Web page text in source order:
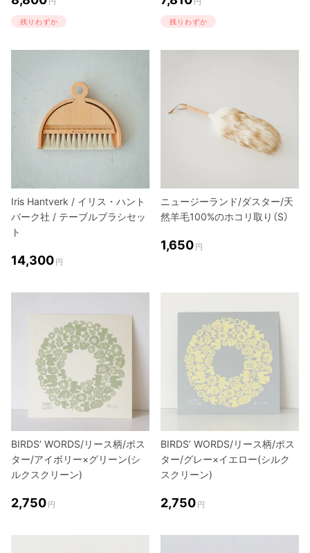
残りわずか 残りわずか
Iris Hantverk / イリス・ハント
バーク社 / テーブルブラシセッ
ト
14,300 円
ニュージーランド/ダスター/天
然羊毛100%のホコリ取り（S）
1,650 円
BIRDS’ WORDS/リース柄/ポス
ター/アイボリー×グリーン(シ
ルクスクリーン)
2,750 円
BIRDS’ WORDS/リース柄/ポス
ター/グレー×イエロー(シルク
スクリーン)
2,750 円